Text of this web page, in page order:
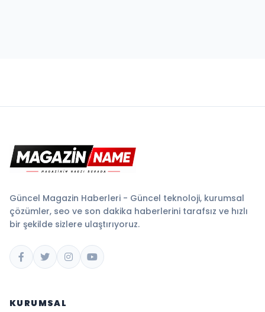
Güncel Magazin Haberleri - Güncel teknoloji, kurumsal
çözümler, seo ve son dakika haberlerini tarafsız ve hızlı
bir şekilde sizlere ulaştırıyoruz.
KURUMSAL